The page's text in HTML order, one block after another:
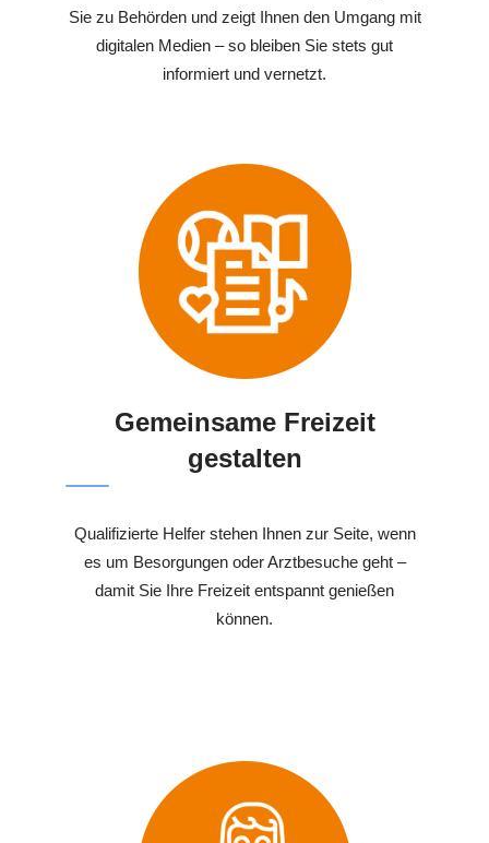
Sie zu Behörden und zeigt Ihnen den Umgang mit
digitalen Medien – so bleiben Sie stets gut
informiert und vernetzt.
Gemeinsame Freizeit
gestalten
Qualifizierte Helfer stehen Ihnen zur Seite, wenn
es um Besorgungen oder Arztbesuche geht –
damit Sie Ihre Freizeit entspannt genießen
können.